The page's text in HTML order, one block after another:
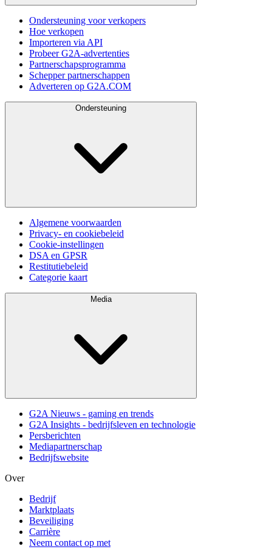
Ondersteuning voor verkopers
Hoe verkopen
Importeren via API
Probeer G2A-advertenties
Partnerschapsprogramma
Schepper partnerschappen
Adverteren op G2A.COM
Ondersteuning
Algemene voorwaarden
Privacy- en cookiebeleid
Cookie-instellingen
DSA en GPSR
Restitutiebeleid
Categorie kaart
Media
G2A Nieuws - gaming en trends
G2A Insights - bedrijfsleven en technologie
Persberichten
Mediapartnerschap
Bedrijfswebsite
Over
Bedrijf
Marktplaats
Beveiliging
Carrière
Neem contact op met